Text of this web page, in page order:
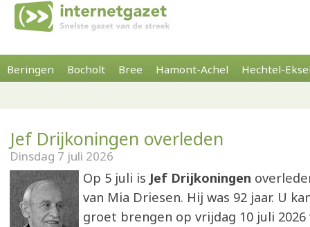
Beringen Bocholt Bree Hamont-Achel Hechtel-
Jef Drijkoningen overleden
Dinsdag 7 juli 2026
Op 5 juli is Jef Drijkoningen
van Mia Driesen. Hij was 92 jaar. U
groet brengen op vrijdag 10 juli 2026